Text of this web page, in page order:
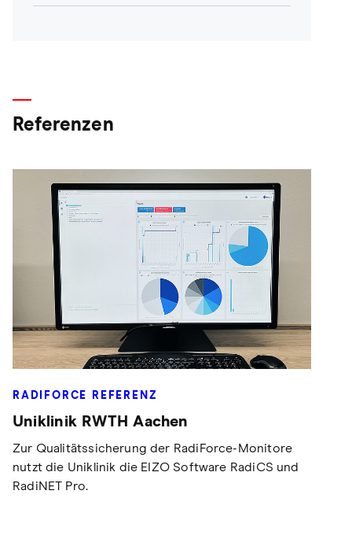
Referenzen
RADIFORCE REFERENZ
Uniklinik RWTH Aachen
Zur Qualitätssicherung der RadiForce-Monitore
nutzt die Uniklinik die EIZO Software RadiCS und
RadiNET Pro.